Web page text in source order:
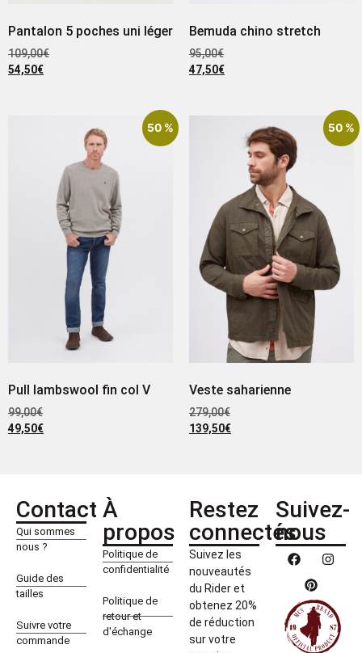
Pantalon 5 poches uni léger
109,00€
54,50€
Bemuda chino stretch
95,00€
47,50€
50 %
Pull lambswool fin col V
99,00€
49,50€
50 %
Veste saharienne
279,00€
139,50€
Contact
Qui sommes
nous ?
Guide des
tailles
Suivre votre
commande
À
propos
Politique de
confidentialité
Politique de
retour et
d'échange
Restez
connectés
Suivez les
nouveautés
du Rider et
obtenez 20%
de réduction
sur votre
Suivez-
nous